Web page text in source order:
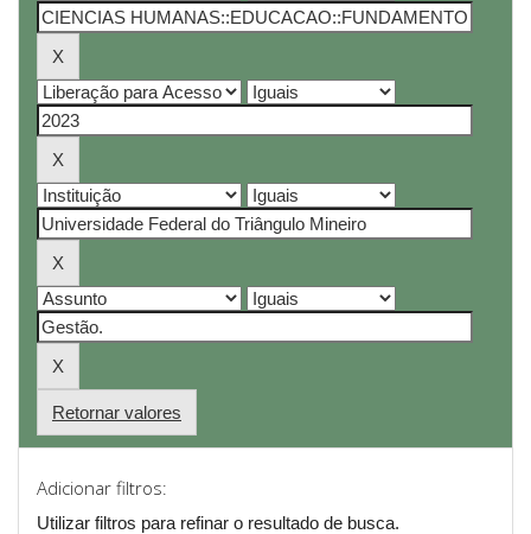
Retornar valores
Adicionar filtros:
Utilizar filtros para refinar o resultado de busca.